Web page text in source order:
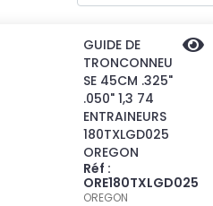
GUIDE DE
TRONCONNEU
SE 45CM .325"
.050" 1,3 74
ENTRAINEURS
180TXLGD025
OREGON
Réf :
ORE180TXLGD025
OREGON